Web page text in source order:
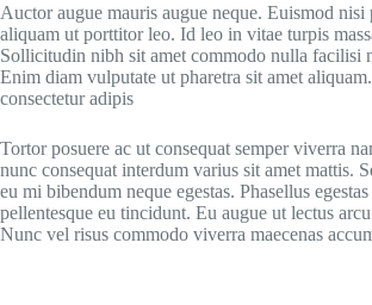
Auctor augue mauris augue neque. Euismod
aliquam ut porttitor leo. Id leo in vitae turpis
Sollicitudin nibh sit amet commodo nulla facilisi
Enim diam vulputate ut pharetra sit amet
consectetur adipis
Tortor posuere ac ut consequat semper viverra
nunc consequat interdum varius sit amet mattis.
eu mi bibendum neque egestas. Phasellus
pellentesque eu tincidunt. Eu augue ut lectus
Nunc vel risus commodo viverra maecenas